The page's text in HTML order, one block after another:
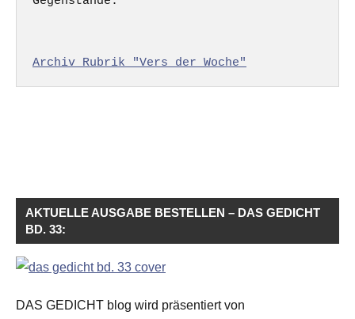
Archiv Rubrik "Vers der Woche"
AKTUELLE AUSGABE BESTELLEN – DAS GEDICHT
BD. 33:
DAS GEDICHT blog wird präsentiert von